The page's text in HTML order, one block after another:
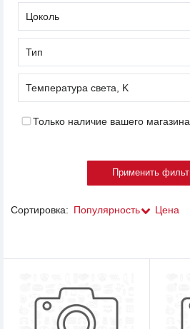
Цоколь
Тип
Температура света, K
Только наличие вашего магазина
Сортировка: Популярность Цена